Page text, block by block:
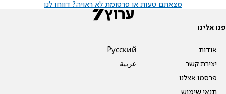
מצאתם טעות או פרסומת לא ראויה? דווחו לנו
פנו אלינו
אודות
יצירת קשר
פרסמו אצלנו
תנאי שימוש
Pусский
عربية